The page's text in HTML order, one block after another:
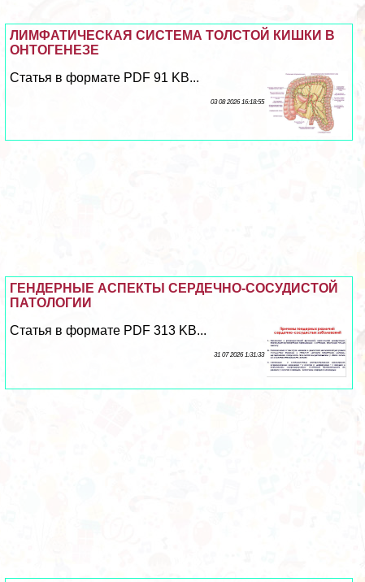
ЛИМФАТИЧЕСКАЯ СИСТЕМА ТОЛСТОЙ КИШКИ В
ОНТОГЕНЕЗЕ
Статья в формате PDF 91 KB...
03 08 2026 16:18:55
ГЕНДЕРНЫЕ АСПЕКТЫ СЕРДЕЧНО-СОСУДИСТОЙ
ПАТОЛОГИИ
Статья в формате PDF 313 KB...
31 07 2026 1:31:33